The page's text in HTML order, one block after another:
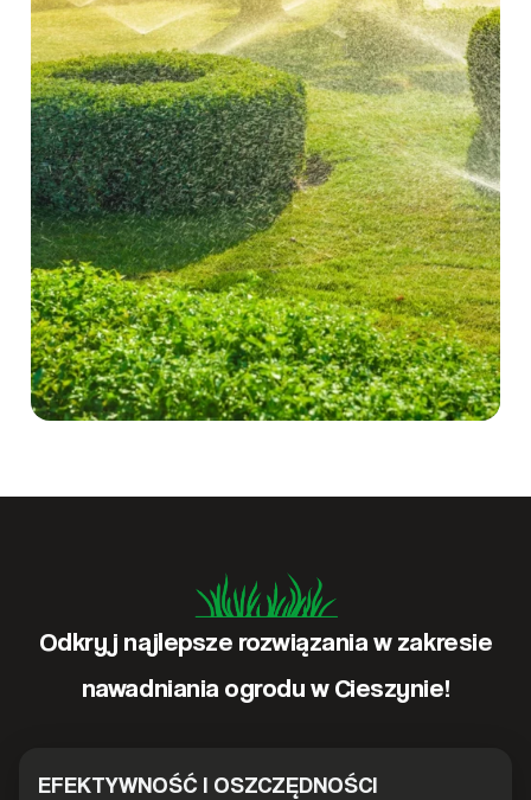
Odkryj najlepsze rozwiązania w zakresie
nawadniania ogrodu w Cieszynie!
EFEKTYWNOŚĆ I OSZCZĘDNOŚCI